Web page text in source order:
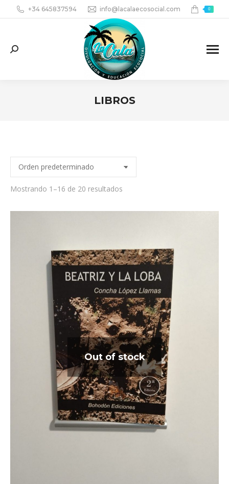
+34 645837594 info@lacalaecosocial.com 0
Search:
LIBROS
Mostrando 1–16 de 20 resultados
Out of stock